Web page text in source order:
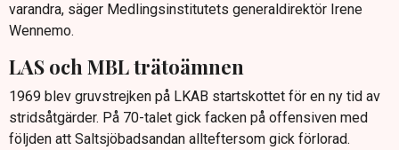
varandra, säger Medlingsinstitutets generaldirektör Irene
Wennemo.
LAS och MBL trätoämnen
1969 blev gruvstrejken på LKAB startskottet för en ny tid av
stridsåtgärder. På 70-talet gick facken på offensiven med
följden att Saltsjöbadsandan allteftersom gick förlorad.